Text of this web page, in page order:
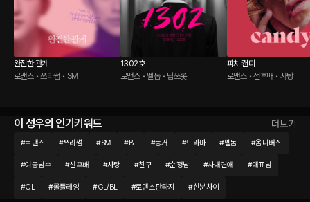
완전한 관계
로맨스 • 쓰리썸 • SM
1302호
로맨스 • 멜돔 • 딥쓰롯
피치 캔디
로맨스 • 선후배 • 사탕
이 성우의 인기키워드 더보기
#로맨스 #쓰리썸 #SM #BL #동거 #드라마 #멜돔 #옴니버스
#여공남수 #선후배 #사탕 #친구 #순정남 #사내연애 #대표님
#GL #롤플레잉 #GL/BL #로맨스판타지 #신분차이